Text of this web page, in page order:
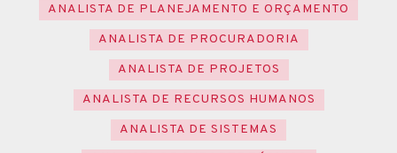
ANALISTA DE PLANEJAMENTO E ORÇAMENTO
ANALISTA DE PROCURADORIA
ANALISTA DE PROJETOS
ANALISTA DE RECURSOS HUMANOS
ANALISTA DE SISTEMAS